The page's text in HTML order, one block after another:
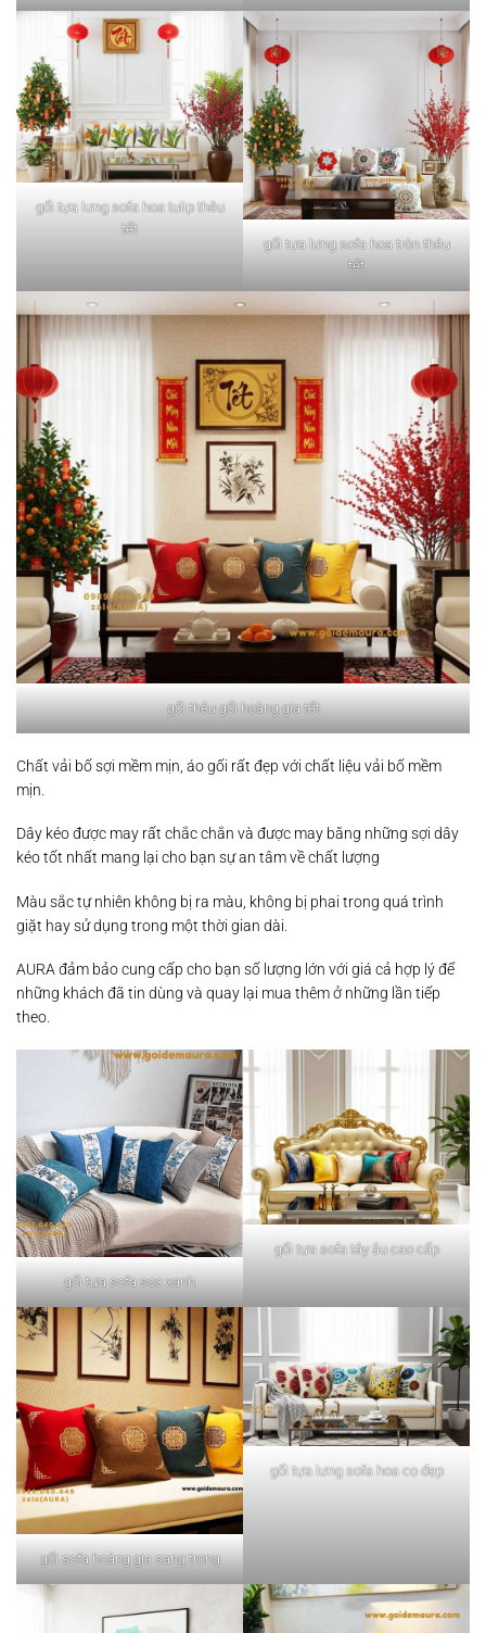
gối tựa lưng sofa hoa tulip thêu
tết
gối tựa lưng sofa hoa tròn thêu
tết
gối thêu gối hoàng gia tết
Chất vải bố sợi mềm mịn, áo gối rất đẹp với chất liệu vải bố mềm
mịn.
Dây kéo được may rất chắc chắn và được may bằng những sợi dây
kéo tốt nhất mang lại cho bạn sự an tâm về chất lượng
Màu sắc tự nhiên không bị ra màu, không bị phai trong quá trình
giặt hay sử dụng trong một thời gian dài.
AURA đảm bảo cung cấp cho bạn số lượng lớn với giá cả hợp lý để
những khách đã tin dùng và quay lại mua thêm ở những lần tiếp
theo.
gối tựa sofa sọc xanh
gối tựa sofa tây âu cao cấp
gối sofa hoàng gia sang trọng
gối tựa lưng sofa hoa cọ đẹp